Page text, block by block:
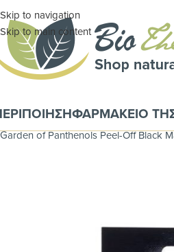
Skip to navigation
Skip to main content
ΦΑΡΜΑΚΕΙΟ
Αρχική σελίδαΦΑΡΜΑΚΕΙΟ ΤΗΣ
Garden of Panthenols Peel-Off Black